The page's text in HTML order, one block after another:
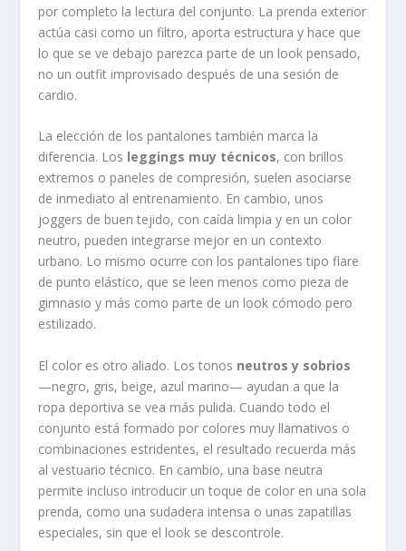
por completo la lectura del conjunto. La prenda exterior
actúa casi como un filtro, aporta estructura y hace que
lo que se ve debajo parezca parte de un look pensado,
no un outfit improvisado después de una sesión de
cardio.
La elección de los pantalones también marca la
diferencia. Los leggings muy técnicos, con brillos
extremos o paneles de compresión, suelen asociarse
de inmediato al entrenamiento. En cambio, unos
joggers de buen tejido, con caída limpia y en un color
neutro, pueden integrarse mejor en un contexto
urbano. Lo mismo ocurre con los pantalones tipo flare
de punto elástico, que se leen menos como pieza de
gimnasio y más como parte de un look cómodo pero
estilizado.
El color es otro aliado. Los tonos neutros y sobrios
—negro, gris, beige, azul marino— ayudan a que la
ropa deportiva se vea más pulida. Cuando todo el
conjunto está formado por colores muy llamativos o
combinaciones estridentes, el resultado recuerda más
al vestuario técnico. En cambio, una base neutra
permite incluso introducir un toque de color en una sola
prenda, como una sudadera intensa o unas zapatillas
especiales, sin que el look se descontrole.